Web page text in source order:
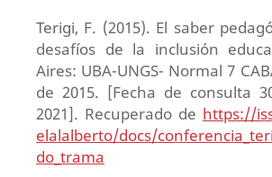
Terigi, F. (2015). El saber
desafíos de la inclusión
Aires: UBA-UNGS- Normal 7
de 2015. [Fecha de consulta
2021]. Recuperado de https://
elalalberto/docs/
do_trama